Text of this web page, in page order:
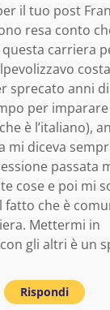
il tuo post
resa conto
carriera
sprecato anni
per
è l’italiano),
mi diceva
passata
cose e poi mi
fatto che è
Mettermi in
gli altri è un
Rispondi